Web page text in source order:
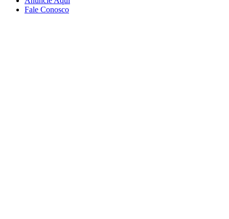
Fale Conosco